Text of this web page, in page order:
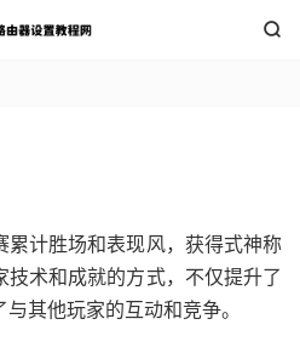

累计胜场和表现风，获得式神称
术和成就的方式，不仅提升了
其他玩家的互动和竞争。